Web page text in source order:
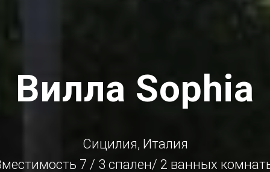
Вилла Sophia
Сицилия, Италия
7 / 3 спален/ 2 ванных